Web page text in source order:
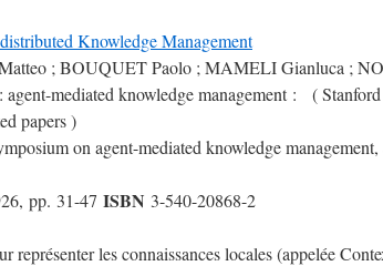
Knowledge Management
; BOUQUET Paolo ; MAMELI Gianluca ;
mediated knowledge management : (
papers )
on agent-mediated knowledge
pp. 31-47 ISBN 3-540-20868-2
représenter les connaissances locales (appelée